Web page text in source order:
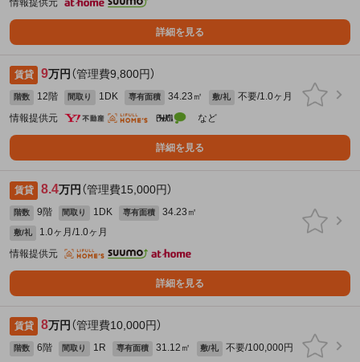
詳細を見る
賃貸 9万円 （管理費9,800円）
階数 12階 間取り 1DK 専有面積 34.23㎡ 敷/礼
不要/1.0ヶ月
情報提供元
など
詳細を見る
賃貸 8.4万円 （管理費15,000円）
階数 9階 間取り 1DK 専有面積 34.23㎡
敷/礼
1.0ヶ月/1.0ヶ月
情報提供元
詳細を見る
賃貸 8万円 （管理費10,000円）
階数 6階 間取り 1R 専有面積 31.12㎡ 敷/礼
不要/100,000円